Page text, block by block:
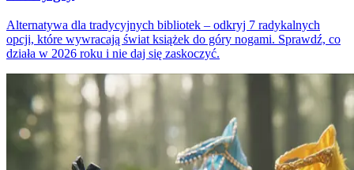
Alternatywa dla tradycyjnych bibliotek – odkryj 7 radykalnych
opcji, które wywracają świat książek do góry nogami. Sprawdź, co
działa w 2026 roku i nie daj się zaskoczyć.